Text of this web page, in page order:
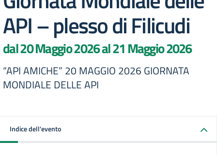
API – plesso di Filicudi
dal 20 Maggio 2026 al 21 Maggio 2026
“API AMICHE” 20 MAGGIO 2026 GIORNATA
MONDIALE DELLE API
Indice dell'evento